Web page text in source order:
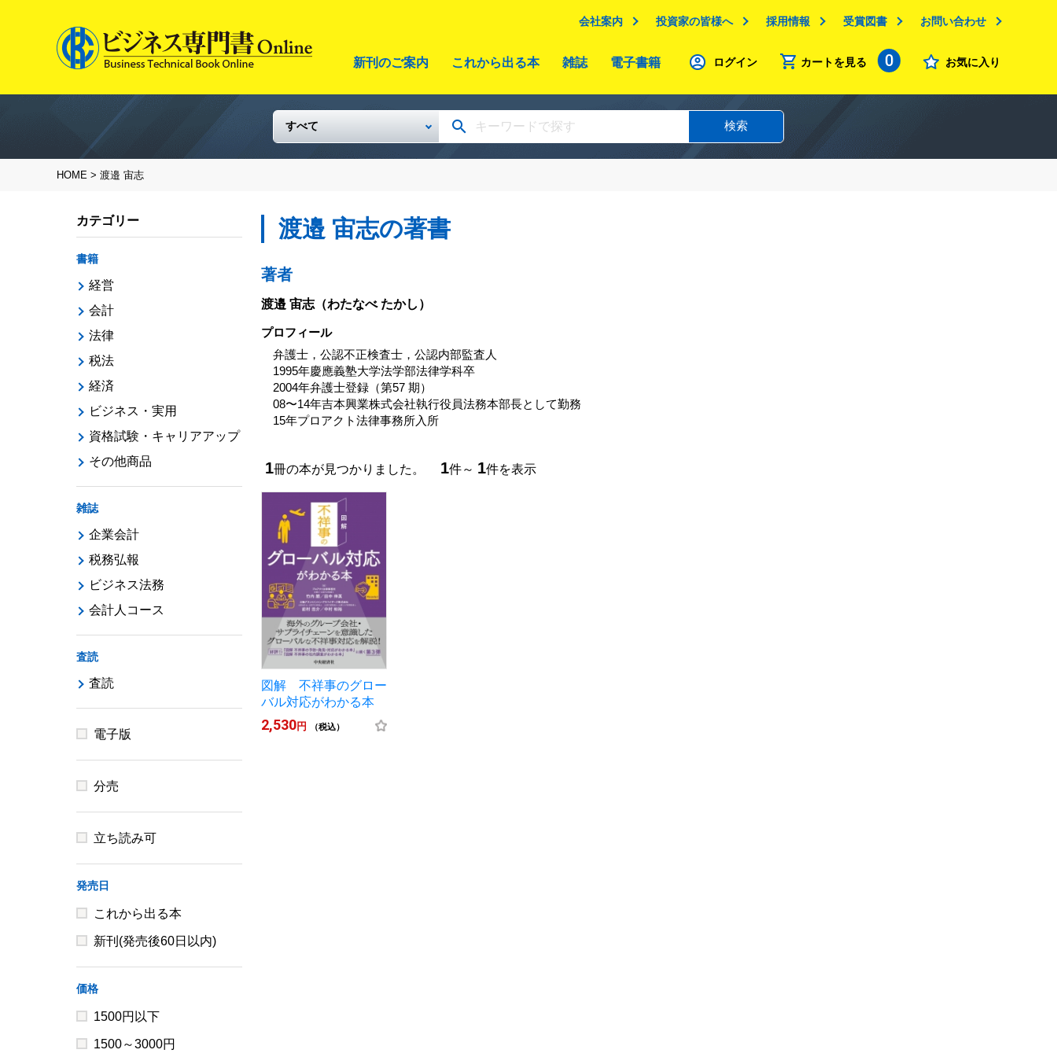
会社案内 投資家の皆様へ 採用情報 受賞図書 お問い合わせ
新刊のご案内 これから出る本 雑誌 電子書籍 ログイン カートを見る 0 お気に入り
検索
HOME > 渡邉 宙志
渡邉 宙志の著書
著者
渡邉 宙志 （わたなべ たかし）
プロフィール
弁護士，公認不正検査士，公認内部監査人
1995年慶應義塾大学法学部法律学科卒
2004年弁護士登録（第57 期）
08〜14年吉本興業株式会社執行役員法務本部長として勤務
15年プロアクト法律事務所入所
1冊の本が見つかりました。 1件～ 1件を表示
図解 不祥事のグロー
バル対応がわかる本
2,530円 （税込）
カテゴリー
書籍
経営
会計
法律
税法
経済
ビジネス・実用
資格試験・キャリアアップ
その他商品
雑誌
企業会計
税務弘報
ビジネス法務
会計人コース
査読
査読
電子版
分売
立ち読み可
発売日
これから出る本
新刊(発売後60日以内)
価格
1500円以下
1500～3000円